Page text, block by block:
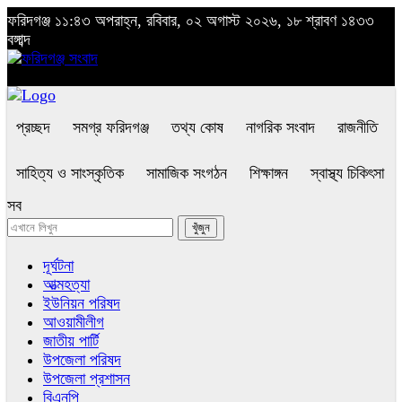
ফরিদগঞ্জ ১১:৪৩ অপরাহ্ন, রবিবার, ০২ অগাস্ট ২০২৬, ১৮ শ্রাবণ ১৪৩৩
বঙ্গাব্দ
প্রচ্ছদ সমগ্র ফরিদগঞ্জ তথ্য কোষ নাগরিক সংবাদ রাজনীতি
সাহিত্য ও সাংস্কৃতিক সামাজিক সংগঠন শিক্ষাঙ্গন
স্বাস্থ্য চিকিৎসা
সব
দূর্ঘটনা
আত্মহত্যা
ইউনিয়ন পরিষদ
আওয়ামীলীগ
জাতীয় পার্টি
উপজেলা পরিষদ
উপজেলা প্রশাসন
বিএনপি